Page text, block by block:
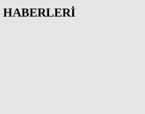
HABERLERİ